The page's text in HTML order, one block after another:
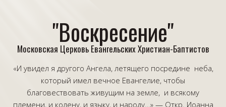
"Воскресение"
Московская Церковь Евангельских Христиан-Баптистов
«И увидел я другого Ангела, летящего посредине неба,
который имел вечное Евангелие, чтобы
благовествовать живущим на земле, и всякому
племени, и колену, и языку, и народу…» — Откр. Иоанна